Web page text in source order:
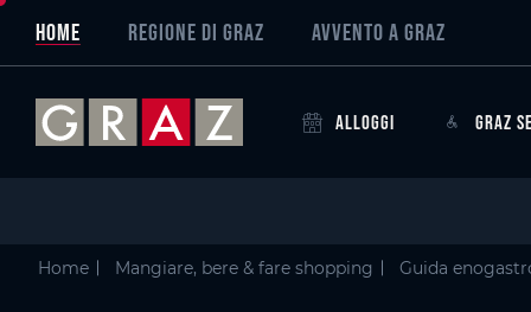
Skip to main content
Skip to table of contents
Skip to main navigation
Overview of All Content
Gasthof Sternwirt
Criteri
Particolari
Graz, la capitale dei sapori
HOME REGIONE DI GRAZ AVVENTO A GRAZ
ALLOGGI GRAZ
Home Mangiare, bere & fare shopping Guida